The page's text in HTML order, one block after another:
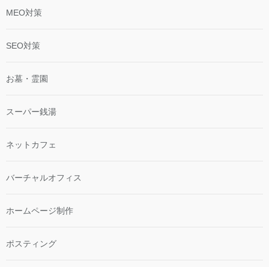
MEO対策
SEO対策
お墓・霊園
スーパー銭湯
ネットカフェ
バーチャルオフィス
ホームページ制作
ポスティング